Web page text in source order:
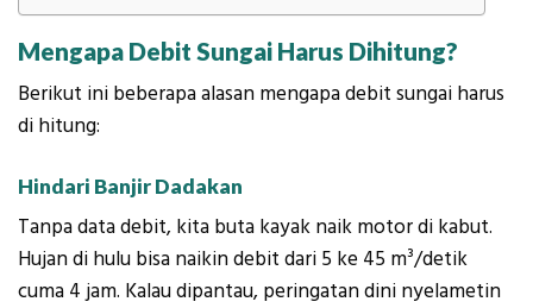
Mengapa Debit Sungai Harus Dihitung?
Berikut ini beberapa alasan mengapa debit sungai harus
di hitung:
Hindari Banjir Dadakan
Tanpa data debit, kita buta kayak naik motor di kabut.
Hujan di hulu bisa naikin debit dari 5 ke 45 m³/detik
cuma 4 jam. Kalau dipantau, peringatan dini nyelametin